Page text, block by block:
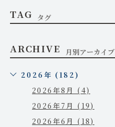
TAG タグ
ARCHIVE 月別アーカイブ
2026年 (182)
2026年8月 (4)
2026年7月 (19)
2026年6月 (18)